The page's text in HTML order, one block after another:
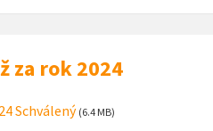
za rok 2024
Schválený (6.4 MB)